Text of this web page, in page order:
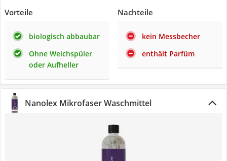
Vorteile
biologisch abbaubar
Ohne Weichspüler
oder Aufheller
Nachteile
kein Messbecher
enthält Parfüm
Nanolex Mikrofaser Waschmittel